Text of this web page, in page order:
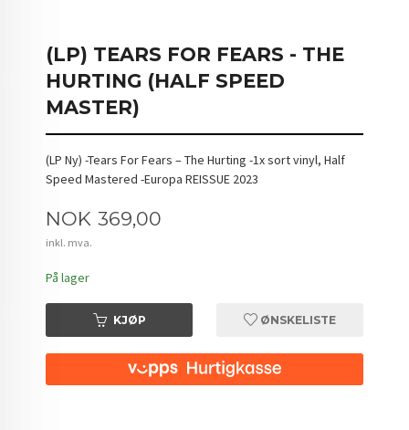
(LP) TEARS FOR FEARS - THE
HURTING (HALF SPEED
MASTER)
(LP Ny) -Tears For Fears – The Hurting -1x sort vinyl, Half
Speed Mastered -Europa REISSUE 2023
Pris
NOK 369,00
inkl. mva.
På lager
KJØP ØNSKELISTE